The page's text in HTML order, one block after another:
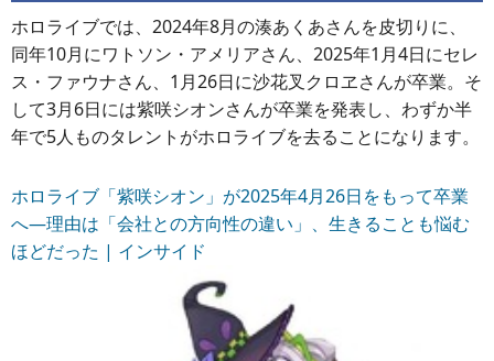
ホロライブでは、2024年8月の湊あくあさんを皮切りに、
同年10月にワトソン・アメリアさん、2025年1月4日にセレ
ス・ファウナさん、1月26日に沙花叉クロヱさんが卒業。そ
して3月6日には紫咲シオンさんが卒業を発表し、わずか半
年で5人ものタレントがホロライブを去ることになります。
ホロライブ「紫咲シオン」が2025年4月26日をもって卒業
へ―理由は「会社との方向性の違い」、生きることも悩む
ほどだった | インサイド